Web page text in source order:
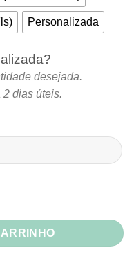
Personalizada
desejada.
2 dias úteis.
quantidade